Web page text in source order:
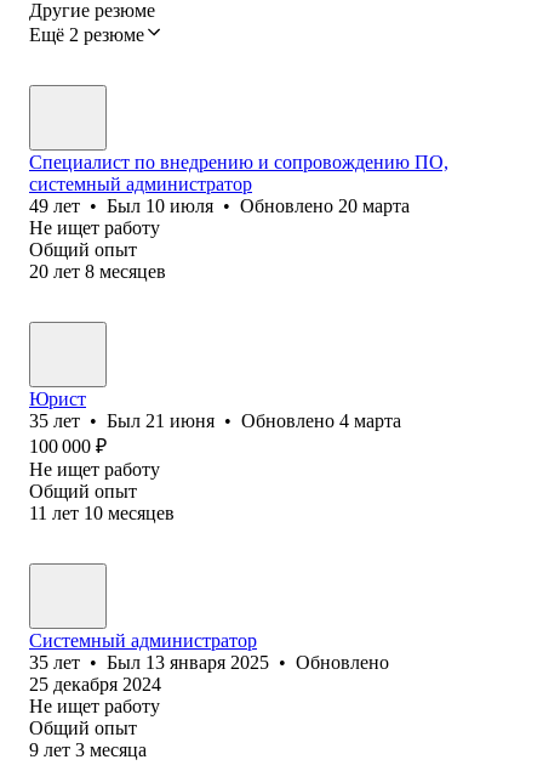
Другие резюме
Ещё 2 резюме
Специалист по внедрению и сопровождению ПО,
системный администратор
49 лет • Был 10 июля • Обновлено 20 марта
Не ищет работу
Общий опыт
20 лет 8 месяцев
Юрист
35 лет • Был 21 июня • Обновлено 4 марта
100 000 ₽
Не ищет работу
Общий опыт
11 лет 10 месяцев
Системный администратор
35 лет • Был 13 января 2025 • Обновлено
25 декабря 2024
Не ищет работу
Общий опыт
9 лет 3 месяца